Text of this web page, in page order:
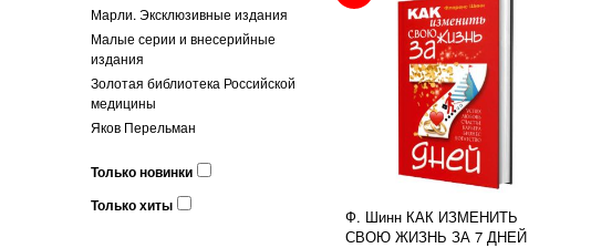
Марли. Эксклюзивные издания
Малые серии и внесерийные
издания
Золотая библиотека Российской
медицины
Яков Перельман
Только новинки
Только хиты
Ф. Шинн КАК ИЗМЕНИТЬ
СВОЮ ЖИЗНЬ ЗА 7 ДНЕЙ